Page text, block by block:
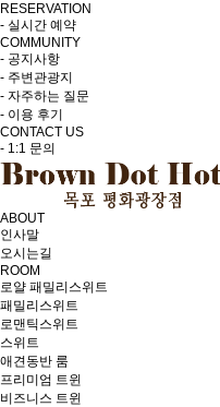
RESERVATION
- 실시간 예약
COMMUNITY
- 공지사항
- 주변관광지
- 자주하는 질문
- 이용 후기
CONTACT US
- 1:1 문의
ABOUT
인사말
오시는길
ROOM
로얄 패밀리스위트
패밀리스위트
로맨틱스위트
스위트
애견동반 룸
프리미엄 트윈
비즈니스 트윈